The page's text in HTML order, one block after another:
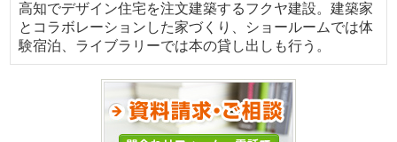
高知でデザイン住宅を注文建築するフクヤ建設。建築家
とコラボレーションした家づくり、ショールームでは体
験宿泊、ライブラリーでは本の貸し出しも行う。